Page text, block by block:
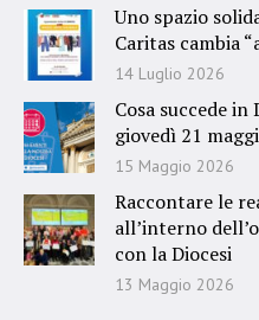
Uno spazio
Caritas cambia
14 Luglio 2026
Cosa succede in
giovedì 21
15 Maggio 2026
Raccontare le
all’interno
con la Diocesi
13 Maggio 2026